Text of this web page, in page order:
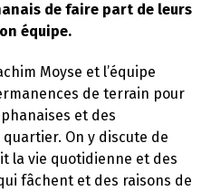
de faire part de leurs
équipe.
Moyse et l’équipe
de terrain pour
et des
On y discute de
la vie quotidienne et des
fâchent et des raisons de